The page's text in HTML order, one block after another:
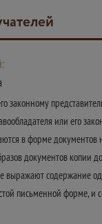
законному
или его
в форме документов
документов копии
выражают содержание
письменной форме, и